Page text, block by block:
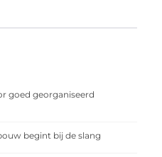
goed georganiseerd
begint bij de slang